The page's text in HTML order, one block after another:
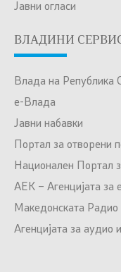
Јавни огласи
ВЛАДИНИ
Влада на Република
е-Влада
Јавни набавки
Портал за отворени
Национален Портал
АЕК – Агенцијата за
Македонската Радио
Агенцијата за аудио